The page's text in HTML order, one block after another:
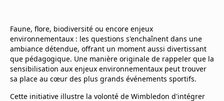
Mentions légales
Cookies
Protection des données
Paramétrer mon consentement
Faune, flore, biodiversité ou encore enjeux
environnementaux : les questions s'enchaînent dans une
ambiance détendue, offrant un moment aussi divertissant
que pédagogique. Une manière originale de rappeler que la
sensibilisation aux enjeux environnementaux peut trouver
sa place au cœur des plus grands événements sportifs.
Cette initiative illustre la volonté de Wimbledon d'intégrer